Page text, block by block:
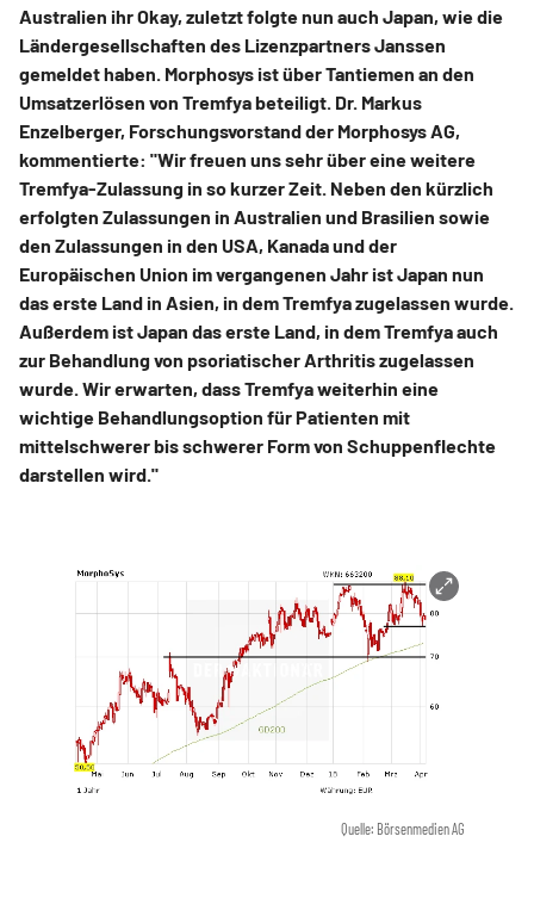
Australien ihr Okay, zuletzt folgte nun auch Japan, wie die
Ländergesellschaften des Lizenzpartners Janssen
gemeldet haben. Morphosys ist über Tantiemen an den
Umsatzerlösen von Tremfya beteiligt. Dr. Markus
Enzelberger, Forschungsvorstand der Morphosys AG,
kommentierte: "Wir freuen uns sehr über eine weitere
Tremfya-Zulassung in so kurzer Zeit. Neben den kürzlich
erfolgten Zulassungen in Australien und Brasilien sowie
den Zulassungen in den USA, Kanada und der
Europäischen Union im vergangenen Jahr ist Japan nun
das erste Land in Asien, in dem Tremfya zugelassen wurde.
Außerdem ist Japan das erste Land, in dem Tremfya auch
zur Behandlung von psoriatischer Arthritis zugelassen
wurde. Wir erwarten, dass Tremfya weiterhin eine
wichtige Behandlungsoption für Patienten mit
mittelschwerer bis schwerer Form von Schuppenflechte
darstellen wird."
Quelle: Börsenmedien AG